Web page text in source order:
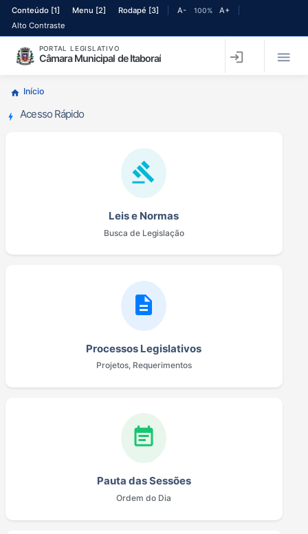
Ir para o conteúdo principal
Ir para o menu principal
Conteúdo [1] Menu [2] Rodapé [3] A- 100%
A+
Alto Contraste
PORTAL LEGISLATIVO
Câmara Municipal de Itaboraí login 
home Início
bolt Acesso Rápido
gavel
Leis e Normas
Busca de Legislação
description
Processos Legislativos
Projetos, Requerimentos
event_note
Pauta das Sessões
Ordem do Dia